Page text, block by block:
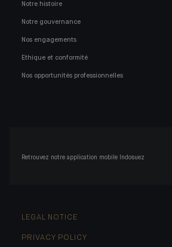
Notre histoire
Notre gouvernance
Nos engagements
Ethique et conformité
Nos opportunités professionnelles
Retrouvez notre application mobile Indosuez
LEGAL NOTICE
PRIVACY POLICY